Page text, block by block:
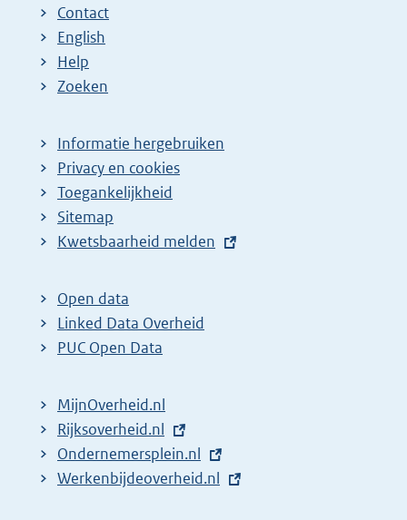
Contact
English
Help
Zoeken
Informatie hergebruiken
Privacy en cookies
Toegankelijkheid
Sitemap
E
t
e
r
l
i
n
k
Kwetsbaarheid melden
Open data
Linked Data Overheid
PUC Open Data
MijnOverheid.nl
E
x
t
Rijksoverheid.nl
E
x
Ondernemersplein.nl
E
Werkenbijdeoverheid.nl